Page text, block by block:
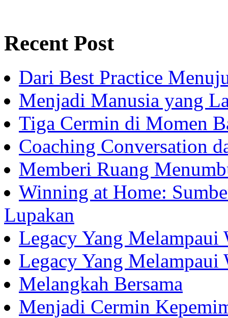
Recent Post
Dari Best Practice
Menjadi Manusia yang
Tiga Cermin di Momen
Coaching Conversation
Memberi Ruang
Winning at Home:
Lupakan
Legacy Yang Melampaui
Legacy Yang Melampaui
Melangkah Bersama
Menjadi Cermin